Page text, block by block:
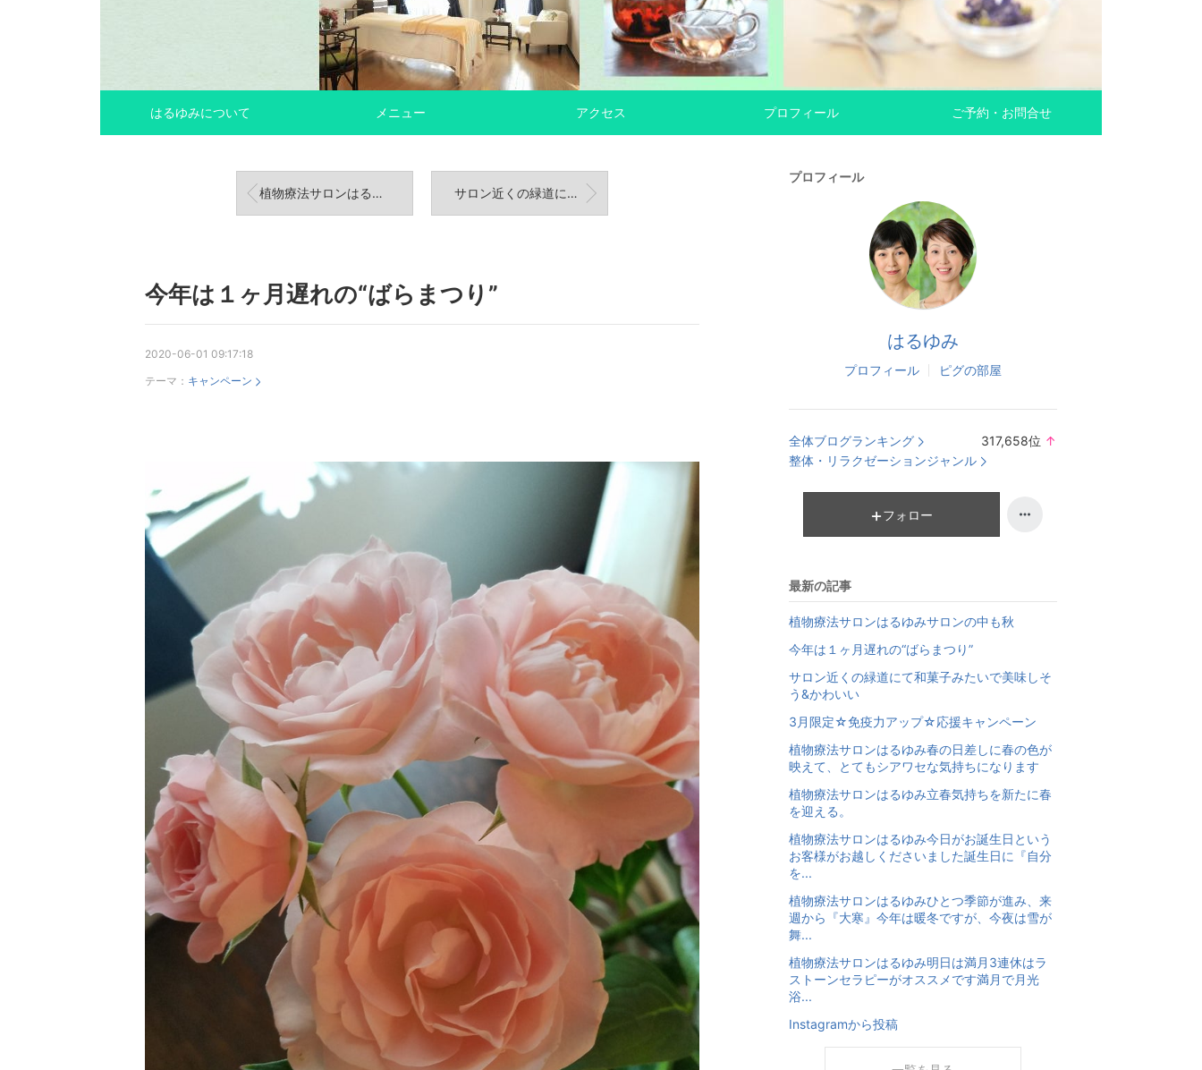
植物療法サロンはるゆみサロンの中も秋 サロン近くの緑道にて和菓子みたいで美味しそう&かわいい
今年は１ヶ月遅れの“ばらまつり”
2020-06-01 09:17:18
テーマ： キャンペーン
プロフィール
はるゆみ
プロフィール ピグの部屋
全体ブログランキング 317,658位 ↑
整体・リラクゼーションジャンル
フォロー
最新の記事
植物療法サロンはるゆみサロンの中も秋
今年は１ヶ月遅れの“ばらまつり”
サロン近くの緑道にて和菓子みたいで美味しそ
う&かわいい
3月限定☆免疫力アップ☆応援キャンペーン
植物療法サロンはるゆみ春の日差しに春の色が
映えて、とてもシアワセな気持ちになります
植物療法サロンはるゆみ立春気持ちを新たに春
を迎える。
植物療法サロンはるゆみ今日がお誕生日という
お客様がお越しくださいました誕生日に『自分
を...
植物療法サロンはるゆみひとつ季節が進み、来
週から『大寒』今年は暖冬ですが、今夜は雪が
舞...
植物療法サロンはるゆみ明日は満月3連休はラ
ストーンセラピーがオススメです満月で月光
浴...
Instagramから投稿
はるゆみについて メニュー アクセス プロフィール ご予約・お問合せ